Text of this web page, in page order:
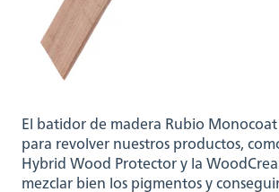
El batidor de madera Rubio
para revolver nuestros productos,
Hybrid Wood Protector y la
mezclar bien los pigmentos y